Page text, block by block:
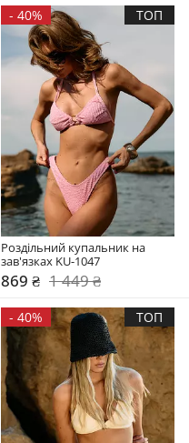
- 40% ТОП
Роздільний купальник на
зав'язках KU-1047
869 ₴ 1 449 ₴
- 40% ТОП